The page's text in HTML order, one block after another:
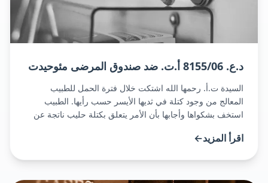
د.ع. 8155/06 أ.ت. ضد صندوق المرضى مئوحيدت
السيدة ت.أ. رحمها الله اشتكت خلال فترة الحمل للطبيب
المعالج من وجود كتلة في ثديها الأيسر حسب رأيها. الطبيب
استخف بشكواها وأجابها بأن الأمر يتعلق بكتلة حليب ناتجة عن
استمرت السيدة أ. في الشكوى من وجود الكتلة، لكن حتى حينها
اقرأ المزيد←